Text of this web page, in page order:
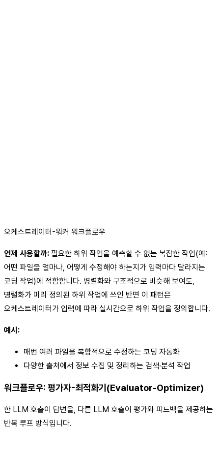
오케스트레이터-워커 워크플로우
언제 사용할까: 필요한 하위 작업을 예측할 수 없는 복잡한 작업(예:
어떤 파일을 얼마나, 어떻게 수정해야 하는지가 입력마다 달라지는
코딩 작업)에 적합합니다. 병렬화와 구조적으로 비슷해 보여도,
병렬화가 미리 정의된 하위 작업에 쓰인 반면 이 패턴은
오케스트레이터가 입력에 따라 실시간으로 하위 작업을 정의합니다.
예시:
매번 여러 파일을 복합적으로 수정하는 코딩 자동화
다양한 출처에서 정보 수집 및 정리하는 검색·분석 작업
워크플로우: 평가자-최적화기(Evaluator-Optimizer)
한 LLM 호출이 답변을, 다른 LLM 호출이 평가와 피드백을 제공하는
반복 루프 방식입니다.